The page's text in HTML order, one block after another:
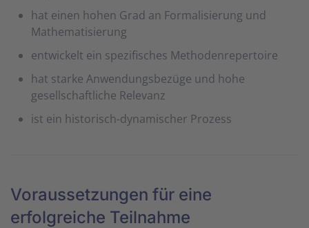
hat einen hohen Grad an Formalisierung und
Mathematisierung
entwickelt ein spezifisches Methodenrepertoire
hat starke Anwendungsbezüge und hohe
gesellschaftliche Relevanz
ist ein historisch-dynamischer Prozess
Voraussetzungen für eine
erfolgreiche Teilnahme